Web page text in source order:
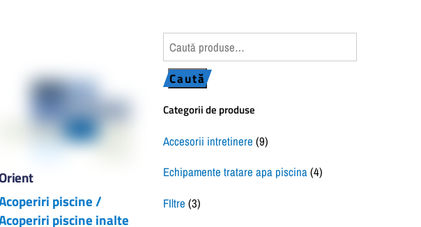
piscine /
piscine inalte
Caută
după:
Caută
Categorii de produse
Accesorii intretinere (9)
Echipamente tratare apa piscina(4)
FIltre (3)